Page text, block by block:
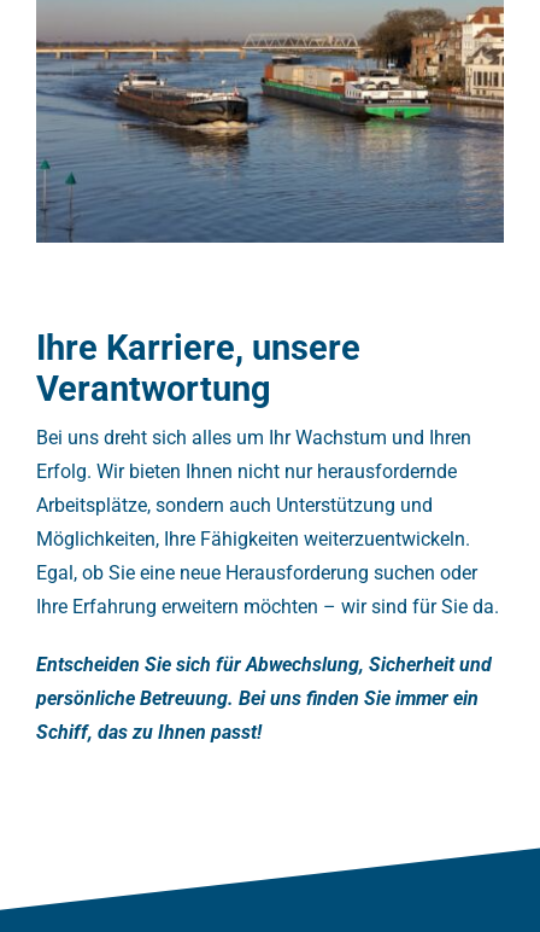
Ihre Karriere, unsere
Verantwortung
Bei uns dreht sich alles um Ihr Wachstum und Ihren
Erfolg. Wir bieten Ihnen nicht nur herausfordernde
Arbeitsplätze, sondern auch Unterstützung und
Möglichkeiten, Ihre Fähigkeiten weiterzuentwickeln.
Egal, ob Sie eine neue Herausforderung suchen oder
Ihre Erfahrung erweitern möchten – wir sind für Sie da.
Entscheiden Sie sich für Abwechslung, Sicherheit und
persönliche Betreuung. Bei uns finden Sie immer ein
Schiff, das zu Ihnen passt!